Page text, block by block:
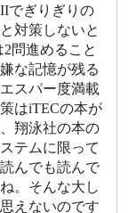
でぎりぎりの
対策しないと
問進めること
な記憶が残る
スパー度満載
はiTECの本が
翔泳社の本の
テムに限って
んでも読んで
。そんな大し
えないのです